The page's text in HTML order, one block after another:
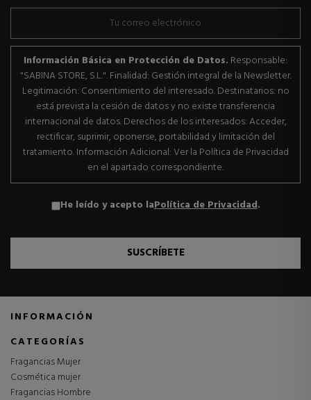
Información Básica en Protección de Datos. Responsable:
"SABINA STORE, S.L.". Finalidad: Gestión integral de la Newsletter.
Legitimación: Consentimiento del interesado. Destinatarios: no
está prevista la cesión de datos y no existe transferencia
internacional de datos. Derechos de los interesados: Acceder,
rectificar, suprimir, oponerse, portabilidad y limitación del
tratamiento. Información Adicional: Ver la Política de Privacidad
en el apartado correspondiente.
He leído y acepto laPolítica de Privacidad.
SUSCRÍBETE
INFORMACIÓN
CATEGORÍAS
Fragancias Mujer
Cosmética mujer
Fragancias Hombre